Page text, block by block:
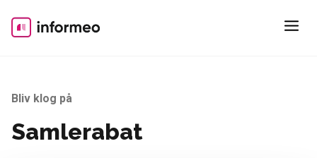
content
Bliv klog på
Samlerabat